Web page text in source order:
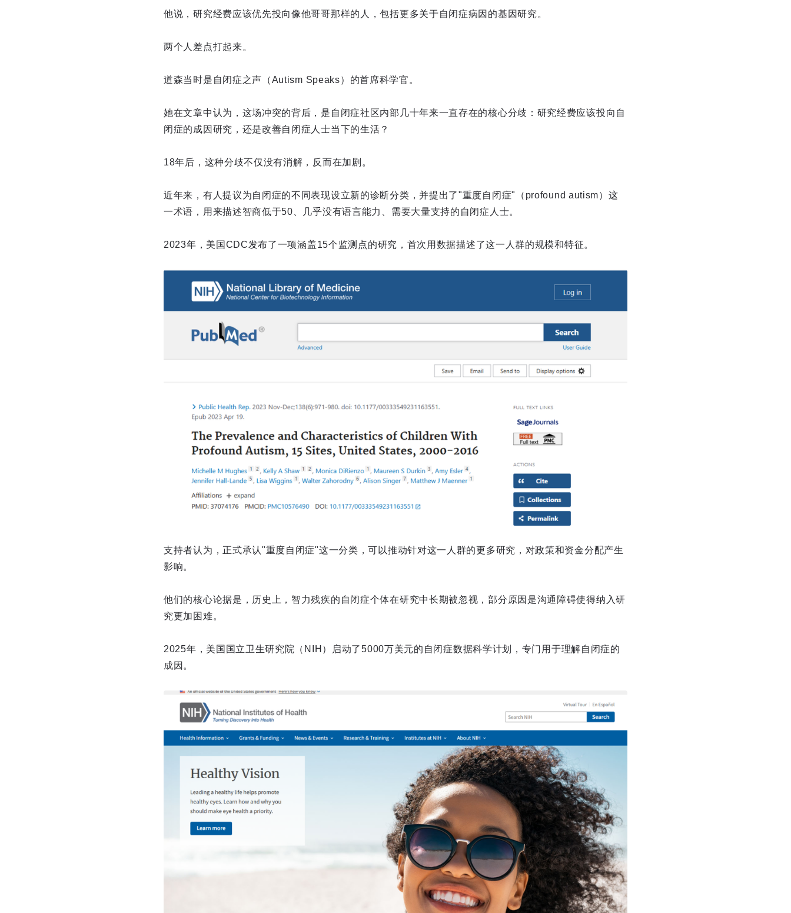
他说，研究经费应该优先投向像他哥哥那样的人，包括更多关于自闭症病因的基因研究。
两个人差点打起来。
道森当时是自闭症之声（Autism Speaks）的首席科学官。
她在文章中认为，这场冲突的背后，是自闭症社区内部几十年来一直存在的核心分歧：研究经费应该投向自
闭症的成因研究，还是改善自闭症人士当下的生活？
18年后，这种分歧不仅没有消解，反而在加剧。
近年来，有人提议为自闭症的不同表现设立新的诊断分类，并提出了"重度自闭症"（profound autism）这
一术语，用来描述智商低于50、几乎没有语言能力、需要大量支持的自闭症人士。
2023年，美国CDC发布了一项涵盖15个监测点的研究，首次用数据描述了这一人群的规模和特征。
支持者认为，正式承认"重度自闭症"这一分类，可以推动针对这一人群的更多研究，对政策和资金分配产生
影响。
他们的核心论据是，历史上，智力残疾的自闭症个体在研究中长期被忽视，部分原因是沟通障碍使得纳入研
究更加困难。
2025年，美国国立卫生研究院（NIH）启动了5000万美元的自闭症数据科学计划，专门用于理解自闭症的
成因。